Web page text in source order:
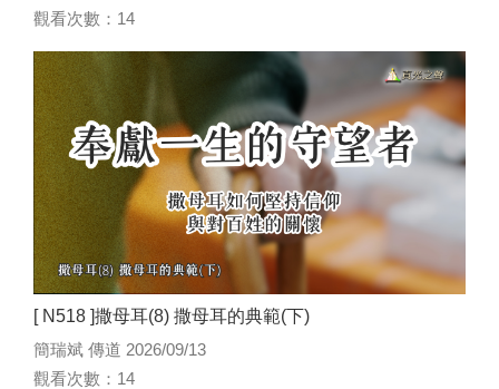
觀看次數：14
[ N518 ]撒母耳(8) 撒母耳的典範(下)
簡瑞斌 傳道 2026/09/13
觀看次數：14